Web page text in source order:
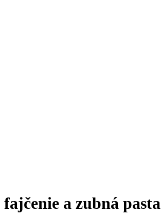
fajčenie a zubná pasta